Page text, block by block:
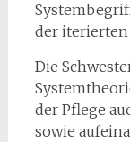
der
Die
der Pflege
sowie